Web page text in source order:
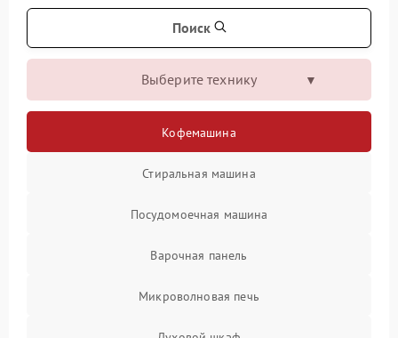
Поиск
Выберите технику
Кофемашина
Стиральная машина
Посудомоечная машина
Варочная панель
Микроволновая печь